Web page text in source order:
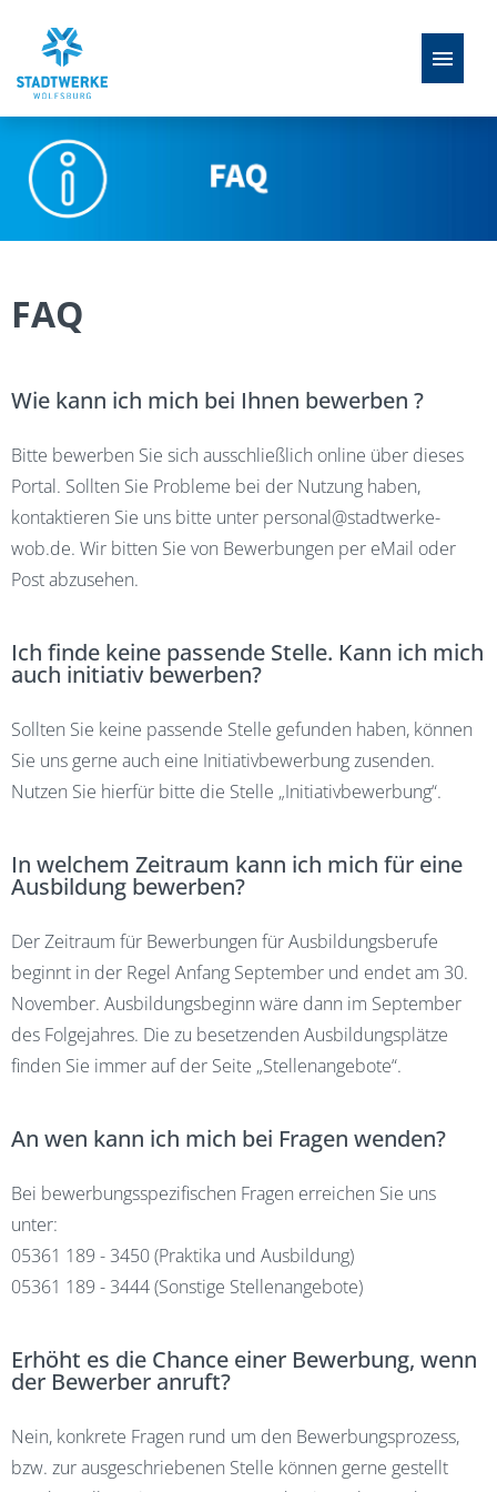
Stellenangebote
Ausbildung
Perspektiven
FAQ
Wie kann ich mich bei Ihnen bewerben ?
Bitte bewerben Sie sich ausschließlich online über dieses
Portal. Sollten Sie Probleme bei der Nutzung haben,
kontaktieren Sie uns bitte unter personal@stadtwerke-
wob.de. Wir bitten Sie von Bewerbungen per eMail oder
Post abzusehen.
Ich finde keine passende Stelle. Kann ich mich
auch initiativ bewerben?
Sollten Sie keine passende Stelle gefunden haben, können
Sie uns gerne auch eine Initiativbewerbung zusenden.
Nutzen Sie hierfür bitte die Stelle „Initiativbewerbung“.
In welchem Zeitraum kann ich mich für eine
Ausbildung bewerben?
Der Zeitraum für Bewerbungen für Ausbildungsberufe
beginnt in der Regel Anfang September und endet am 30.
November. Ausbildungsbeginn wäre dann im September
des Folgejahres. Die zu besetzenden Ausbildungsplätze
finden Sie immer auf der Seite „Stellenangebote“.
An wen kann ich mich bei Fragen wenden?
Bei bewerbungsspezifischen Fragen erreichen Sie uns
unter:
05361 189 - 3450 (Praktika und Ausbildung)
05361 189 - 3444 (Sonstige Stellenangebote)
Erhöht es die Chance einer Bewerbung, wenn
der Bewerber anruft?
Nein, konkrete Fragen rund um den Bewerbungsprozess,
bzw. zur ausgeschriebenen Stelle können gerne gestellt